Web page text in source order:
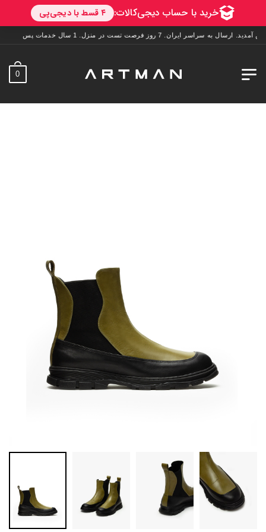
ایران. 7 روز فرصت تست در منزل. 1 سال خدمات پس از فروش.
0